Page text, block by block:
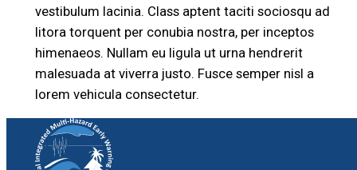
vestibulum lacinia. Class aptent taciti sociosqu ad
litora torquent per conubia nostra, per inceptos
himenaeos. Nullam eu ligula ut urna hendrerit
malesuada at viverra justo. Fusce semper nisl a
lorem vehicula consectetur.